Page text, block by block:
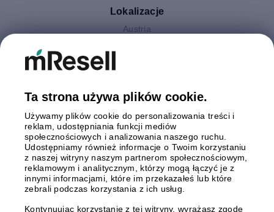
Lokalizacje
Austria
Polska
Szwecja
Wielka Brytania
Włochy
Płatności
Ta strona używa plików cookie.
Używamy plików cookie do personalizowania treści i
reklam, udostępniania funkcji mediów
społecznościowych i analizowania naszego ruchu.
Udostępniamy również informacje o Twoim korzystaniu
z naszej witryny naszym partnerom społecznościowym,
reklamowym i analitycznym, którzy mogą łączyć je z
innymi informacjami, które im przekazałeś lub które
zebrali podczas korzystania z ich usług.
Kontynuując korzystanie z tej witryny, wyrażasz zgodę